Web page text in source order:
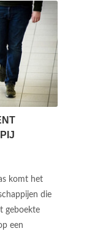
komt het
die
geboekte
een